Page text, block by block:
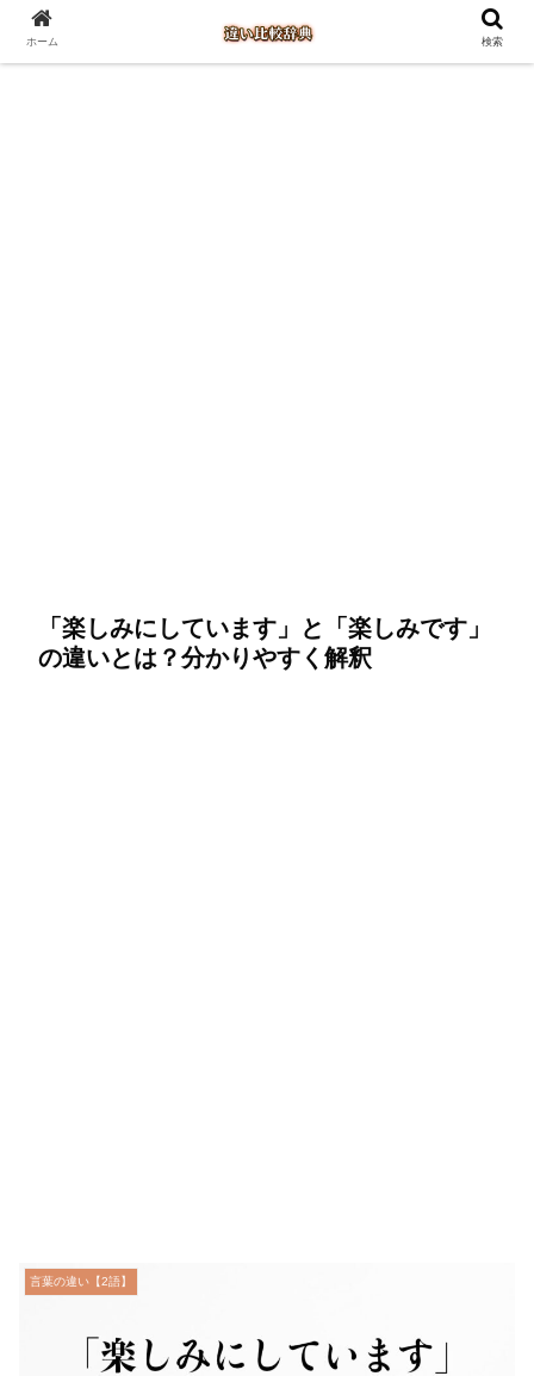
「楽しみにしています」と「楽しみです」
の違いとは？分かりやすく解釈
言葉の違い【2語】
ホーム 検索